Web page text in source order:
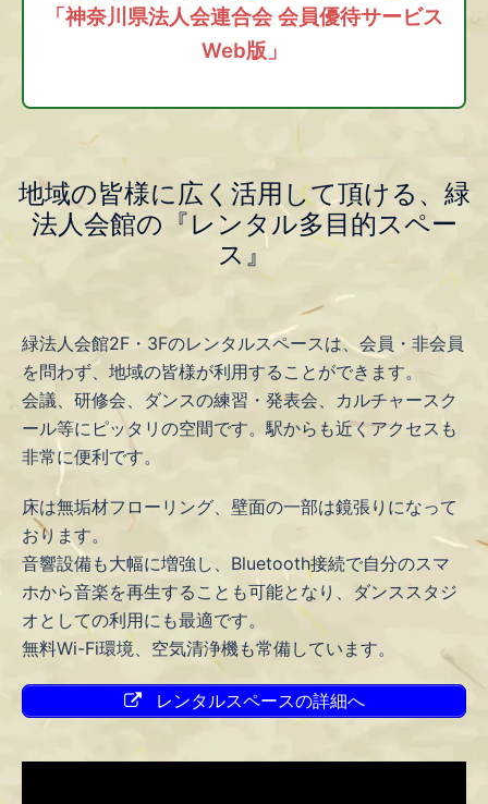
「神奈川県法人会連合会 会員優待サービス
Web版」
地域の皆様に広く活用して頂ける、緑
法人会館の『レンタル多目的スペー
ス』
緑法人会館2F・3Fのレンタルスペースは、会員・非会員
を問わず、地域の皆様が利用することができます。
会議、研修会、ダンスの練習・発表会、カルチャースク
ール等にピッタリの空間です。駅からも近くアクセスも
非常に便利です。
床は無垢材フローリング、壁面の一部は鏡張りになって
おります。
音響設備も大幅に増強し、Bluetooth接続で自分のスマ
ホから音楽を再生することも可能となり、ダンススタジ
オとしての利用にも最適です。
無料Wi-Fi環境、空気清浄機も常備しています。
レンタルスペースの詳細へ